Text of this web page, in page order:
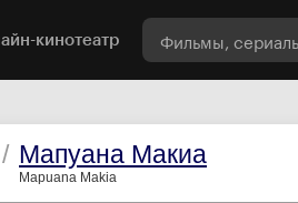
кинотеатр
/ Мапуана Макиа
Mapuana Makia